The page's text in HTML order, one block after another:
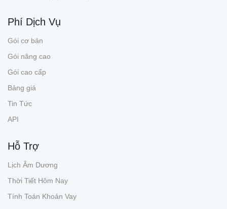
Phí Dịch Vụ
Gói cơ bản
Gói nâng cao
Gói cao cấp
Bảng giá
Tin Tức
API
Hỗ Trợ
Lịch Âm Dương
Thời Tiết Hôm Nay
Tính Toán Khoản Vay